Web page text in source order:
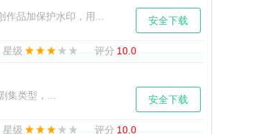
品加保护水印，用...
安全下载
星级 评分 10.0
集类型，...
安全下载
星级 评分 10.0